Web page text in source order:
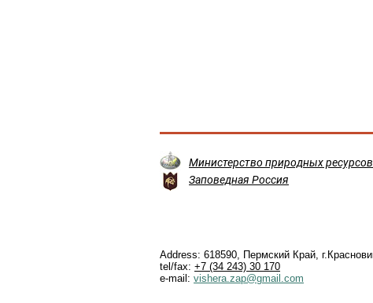
Министерство природных
Заповедная Россия
Address: 618590, Пермский Край,
tel/fax: +7 (34 243) 30 170
e-mail: vishera.zap@gmail.com